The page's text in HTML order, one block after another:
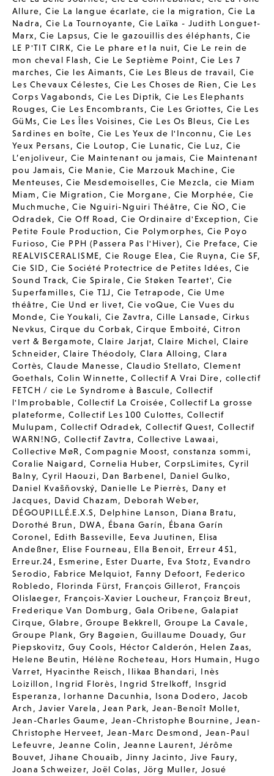
Allure,Cie La langue écarlate, cie la migration,Cie La
Nadra, Cie La Tournoyante, Cie Laïka - Judith Longuet-
Marx,Cie Lapsus,Cie le gazouillis des éléphants,Cie
LE P'TIT CIRK,Cie Le phare et la nuit,Cie Le rein de
mon cheval Flash,Cie Le Septième Point,Cie Les 7
marches, Cie les Aimants,Cie Les Bleus de travail, Cie
Les Chevaux Célestes, Cie Les Choses de Rien ,Cie Les
Corps Vagabonds, Cie Les Diptik,Cie Les Elephants
Rouges,Cie Les Encombrants, Cie Les Griottes, Cie Les
GüMs,Cie Les Îles Voisines, Cie Les Os Bleus, Cie Les
Sardines en boîte, Cie Les Yeux de l'Inconnu ,Cie Les
Yeux Persans, Cie Loutop ,Cie Lunatic, Cie Luz,Cie
L’enjoliveur, Cie Maintenant ou jamais,Cie Maintenant
pou Jamais, Cie Manie,Cie Marzouk Machine, Cie
Menteuses,Cie Mesdemoiselles,Cie Mezcla,cie Miam
Miam ,Cie Migration ,Cie Morgane, Cie Morphée, Cie
Muchmuche,Cie Nguiri-Nguiri Théâtre,Cie ÑO,Cie
Odradek, Cie Off Road,Cie Ordinaire d'Exception,Cie
Petite Foule Production,Cie Polymorphes, Cie Poyo
Furioso, Cie PPH (Passera Pas l'Hiver),Cie Preface,Cie
REALVISCERALISME,Cie Rouge Elea , Cie Ruyna,Cie SF,
Cie SID, Cie Société Protectrice de Petites Idées,Cie
Sound Track,Cie Spirale,Cie Støken Teartet', Cie
Superfamilles,Cie T1J , Cie Tetrapode, Cie Ume
théâtre, Cie Und er livet, Cie voQue,Cie Vues du
Monde, Cie Youkali,Cie Zavtra, Cille Lansade, Cirkus
Nevkus,Cirque du Corbak,Cirque Emboité, Citron
vert & Bergamote,Claire Jarjat,Claire Michel,Claire
Schneider,Claire Théodoly,Clara Alloing,Clara
Cortès,Claude Manesse, Claudio Stellato, Clement
Goethals,Colin Winnette,Collectif A Vrai Dire, collectif
FETCH / cie Le Syndrome à Bascule,Collectif
l'Improbable, Collectif La Croisée,Collectif La grosse
plateforme, Collectif Les 100 Culottes,Collectif
Mulupam , Collectif Odradek,Collectif Quest,Collectif
WARN!NG, Collectif Zavtra, Collective Lawaai,
Collective MøR,Compagnie Moost,constanza sommi,
Coralie Naigard, Cornelia Huber,CorpsLimites, Cyril
Balny, Cyril Haouzi, Dan Barbenel, Daniel Gulko,
Daniel Kvašňovský, Danielle Le Pierrès, Dany et
Jacques, David Chazam, Deborah Weber,
DÉGOUPILLÉ.E.X.S, Delphine Lanson, Diana Bratu,
Dorothé Brun , DWA, Ébana Garín, Ébana Garín
Coronel, Edith Basseville, Eeva Juutinen, Elisa
Andeßner, Elise Fourneau , Ella Benoit, Erreur 451,
Erreur.24, Esmerine, Ester Duarte, Eva Stotz , Evandro
Serodio, Fabrice Melquiot, Fanny Defoort, Federico
Robledo, Florinda Fürst, François Gillerot, François
Olislaeger, François-Xavier Loucheur, Françoiz Breut,
Frederique Van Domburg , Gala Oribene,Galapiat
Cirque,Glabre,Groupe Bekkrell,Groupe La Cavale,
Groupe Plank, Gry Bagøien, Guillaume Douady,Gur
Piepskovitz,Guy Cools, Héctor Calderón , Helen Zaas,
Helene Beutin, Hélène Rocheteau, Hors Humain , Hugo
Varret, Hyacinthe Reisch , Ilikaa Bhandari, Inès
Loizillon , Ingrid Florès, Ingrid Strelkoff, Insgrid
Esperanza , Iorhanne Dacunhia, Isona Dodero, Jacob
Arch ,Javier Varela ,Jean Park, Jean-Benoît Mollet,
Jean-Charles Gaume,Jean-Christophe Bournine,Jean-
Christophe Herveet,Jean-Marc Desmond , Jean-Paul
Lefeuvre,Jeanne Colin , Jeanne Laurent,Jérôme
Bouvet,Jihane Chouaib , Jinny Jacinto, Jive Faury,
Joana Schweizer, Joël Colas, Jörg Muller, Josué